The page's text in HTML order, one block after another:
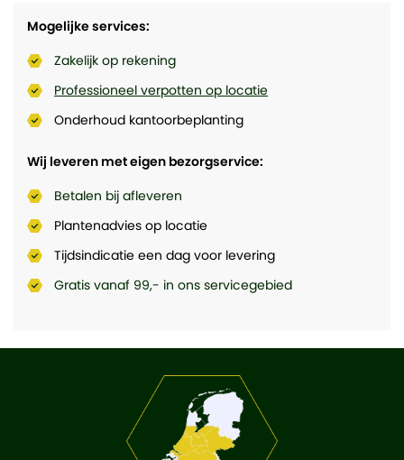
Mogelijke services:
Zakelijk op rekening
Professioneel verpotten op locatie
Onderhoud kantoorbeplanting
Wij leveren met eigen bezorgservice:
Betalen bij afleveren
Plantenadvies op locatie
Tijdsindicatie een dag voor levering
Gratis vanaf 99,- in ons servicegebied